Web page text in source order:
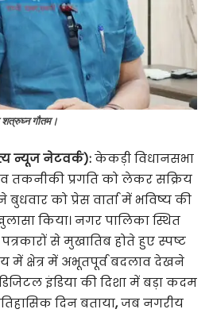
शत्रुघ्न गौतम।
न्यूज नेटवर्क):केकड़ी विधानसभा
तकनीकी प्रगति को लेकर सक्रिय
को प्रेस वार्ता में भविष्य की
किया। नगर पालिका स्थित
से मुखातिब होते हुए स्पष्ट
क्षेत्र में अभूतपूर्व बदलाव देखने
इंडिया की दिशा में बड़ा कदम
दिन बताया,जब नगरीय